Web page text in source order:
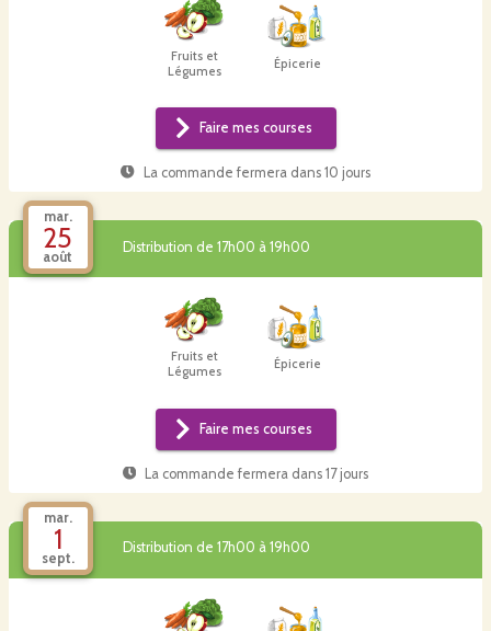
Fruits et
Légumes
Épicerie
Faire mes courses
La commande fermera dans 10 jours
mar.
25
août
Distribution de 17h00 à 19h00
Fruits et
Légumes
Épicerie
Faire mes courses
La commande fermera dans17 jours
mar.
1
sept.
Distribution de 17h00 à 19h00